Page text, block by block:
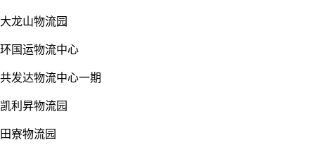
大龙山物流园
环国运物流中心
共发达物流中心一期
凯利昇物流园
田寮物流园